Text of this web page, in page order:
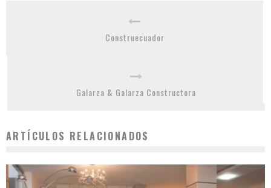
Construecuador
Galarza & Galarza Constructora
ARTÍCULOS RELACIONADOS